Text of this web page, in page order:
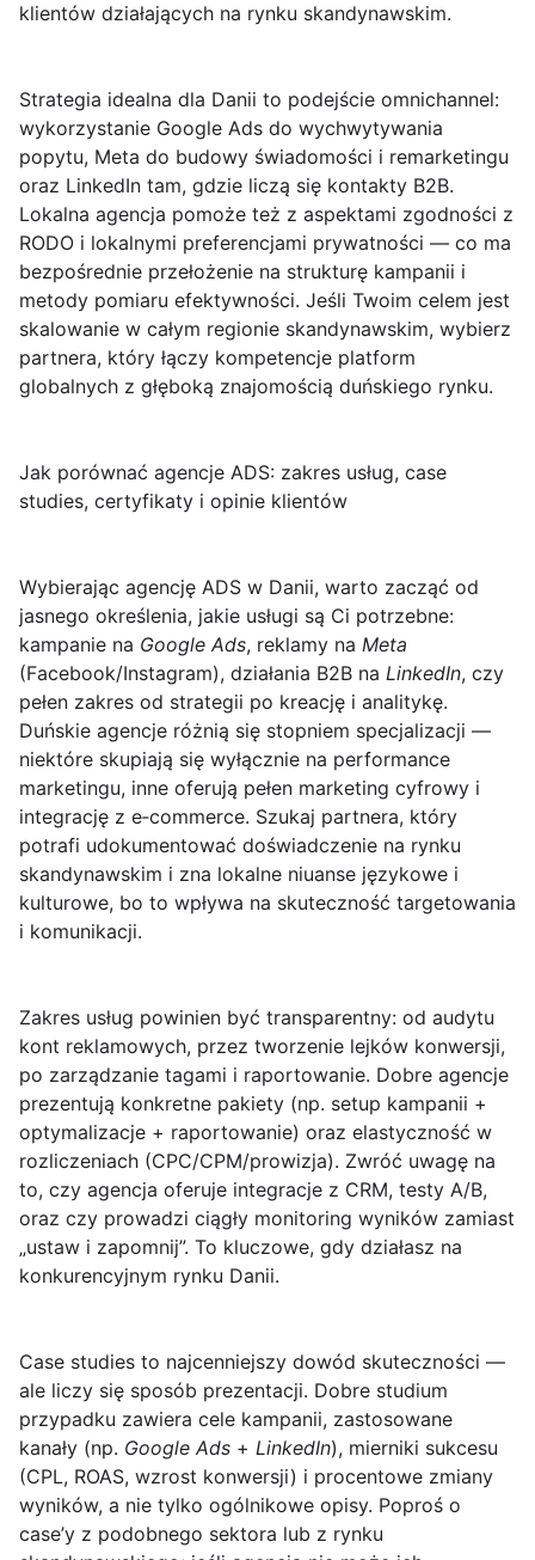
klientów działających na rynku skandynawskim.
Strategia idealna dla Danii to podejście omnichannel:
wykorzystanie Google Ads do wychwytywania
popytu, Meta do budowy świadomości i remarketingu
oraz LinkedIn tam, gdzie liczą się kontakty B2B.
Lokalna agencja pomoże też z aspektami zgodności z
RODO i lokalnymi preferencjami prywatności — co ma
bezpośrednie przełożenie na strukturę kampanii i
metody pomiaru efektywności. Jeśli Twoim celem jest
skalowanie w całym regionie skandynawskim, wybierz
partnera, który łączy kompetencje platform
globalnych z głęboką znajomością duńskiego rynku.
Jak porównać agencje ADS: zakres usług, case
studies, certyfikaty i opinie klientów
Wybierając agencję ADS w Danii, warto zacząć od
jasnego określenia, jakie usługi są Ci potrzebne:
kampanie na Google Ads, reklamy na Meta
(Facebook/Instagram), działania B2B na LinkedIn, czy
pełen zakres od strategii po kreację i analitykę.
Duńskie agencje różnią się stopniem specjalizacji —
niektóre skupiają się wyłącznie na performance
marketingu, inne oferują pełen marketing cyfrowy i
integrację z e‑commerce. Szukaj partnera, który
potrafi udokumentować doświadczenie na rynku
skandynawskim i zna lokalne niuanse językowe i
kulturowe, bo to wpływa na skuteczność targetowania
i komunikacji.
Zakres usług powinien być transparentny: od audytu
kont reklamowych, przez tworzenie lejków konwersji,
po zarządzanie tagami i raportowanie. Dobre agencje
prezentują konkretne pakiety (np. setup kampanii +
optymalizacje + raportowanie) oraz elastyczność w
rozliczeniach (CPC/CPM/prowizja). Zwróć uwagę na
to, czy agencja oferuje integracje z CRM, testy A/B,
oraz czy prowadzi ciągły monitoring wyników zamiast
„ustaw i zapomnij”. To kluczowe, gdy działasz na
konkurencyjnym rynku Danii.
Case studies to najcenniejszy dowód skuteczności —
ale liczy się sposób prezentacji. Dobre studium
przypadku zawiera cele kampanii, zastosowane
kanały (np. Google Ads + LinkedIn), mierniki sukcesu
(CPL, ROAS, wzrost konwersji) i procentowe zmiany
wyników, a nie tylko ogólnikowe opisy. Poproś o
case’y z podobnego sektora lub z rynku